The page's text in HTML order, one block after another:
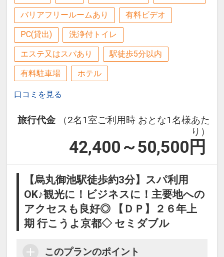
バリアフリールームあり 有料ビデオ
PC(貸出) 洗浄付トイレ
エステ又はスパあり 駅徒歩5分以内
有料駐車場 ホテル
口コミを見る
旅行代金
（2名1室ご利用時 おとな1名様あた
り）
42,400～50,500 円
【烏丸御池駅徒歩約3分】スパ利用
OK♪観光に！ビジネスに！主要地への
アクセスも良好◎ 【ＤＰ】２６年上
期 行こうよ京都◇ セミダブル
このプランのポイント